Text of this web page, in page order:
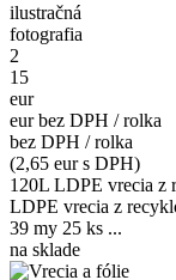
ilustračná
fotografia
2
15
eur
eur bez DPH / rolka
bez DPH / rolka
(2,65 eur s DPH)
120L LDPE vrecia z
LDPE vrecia z
39 my 25 ks ...
na sklade